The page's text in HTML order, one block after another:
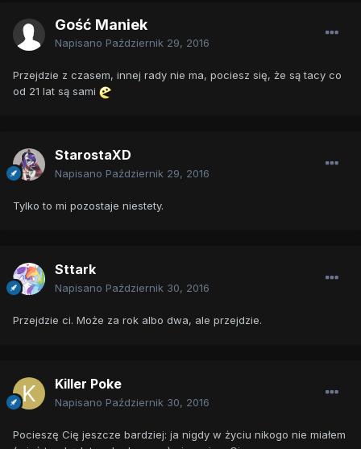
Gość Maniek
Napisano Październik 29, 2016
Przejdzie z czasem, innej rady nie ma, pociesz się, że są tacy co
od 21 lat są sami
StarostaXD
Napisano Październik 29, 2016
Tylko to mi pozostaje niestety.
Sttark
Napisano Październik 30, 2016
Przejdzie ci. Może za rok albo dwa, ale przejdzie.
Killer Poke
Napisano Październik 30, 2016
Pocieszę Cię jeszcze bardziej: ja nigdy w życiu nikogo nie miałem